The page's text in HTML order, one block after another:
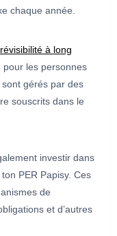
chaque année.
à long
pour les personnes
gérés par des
souscrits dans le
investir dans
PER Papisy. Ces
de
et d’autres